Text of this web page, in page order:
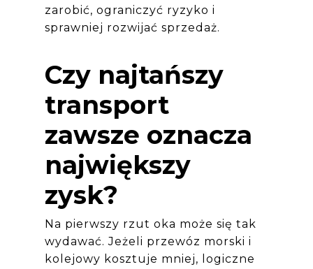
zarobić, ograniczyć ryzyko i
sprawniej rozwijać sprzedaż.
Czy najtańszy
transport
zawsze oznacza
największy
zysk?
Na pierwszy rzut oka może się tak
wydawać. Jeżeli przewóz morski i
kolejowy kosztuje mniej, logiczne